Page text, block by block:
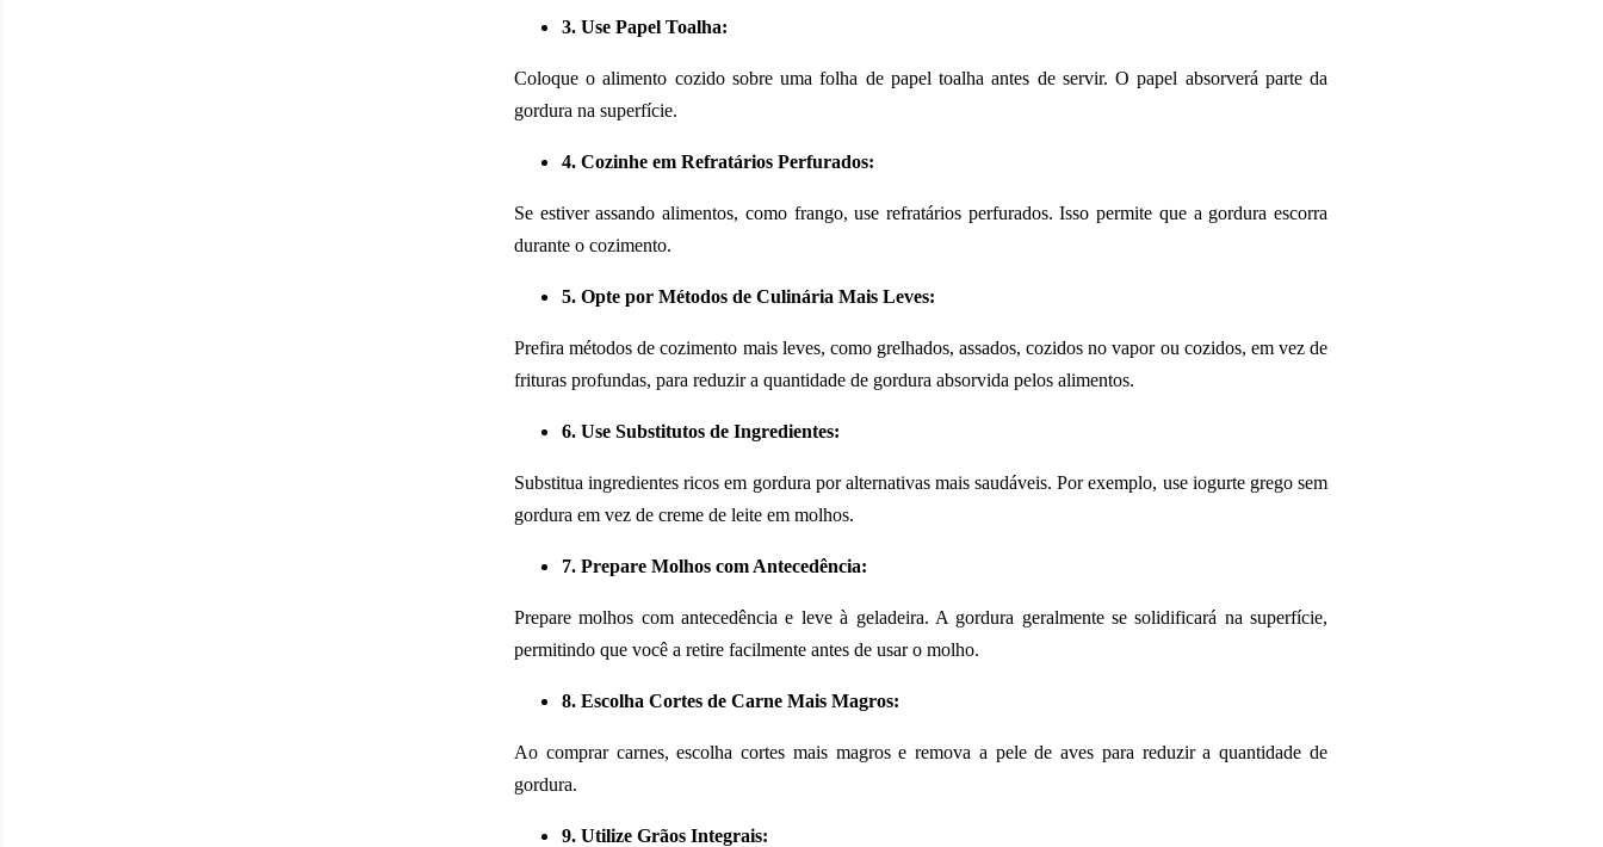
3. Use Papel Toalha:
Coloque o alimento cozido sobre uma folha de papel toalha antes de servir. O papel absorverá parte da
gordura na superfície.
4. Cozinhe em Refratários Perfurados:
Se estiver assando alimentos, como frango, use refratários perfurados. Isso permite que a gordura escorra
durante o cozimento.
5. Opte por Métodos de Culinária Mais Leves:
Prefira métodos de cozimento mais leves, como grelhados, assados, cozidos no vapor ou cozidos, em vez de
frituras profundas, para reduzir a quantidade de gordura absorvida pelos alimentos.
6. Use Substitutos de Ingredientes:
Substitua ingredientes ricos em gordura por alternativas mais saudáveis. Por exemplo, use iogurte grego sem
gordura em vez de creme de leite em molhos.
7. Prepare Molhos com Antecedência:
Prepare molhos com antecedência e leve à geladeira. A gordura geralmente se solidificará na superfície,
permitindo que você a retire facilmente antes de usar o molho.
8. Escolha Cortes de Carne Mais Magros:
Ao comprar carnes, escolha cortes mais magros e remova a pele de aves para reduzir a quantidade de
gordura.
9. Utilize Grãos Integrais: